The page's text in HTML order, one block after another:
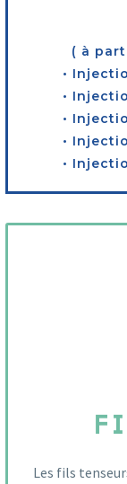
( à
•
•
•
•
•
Les fils